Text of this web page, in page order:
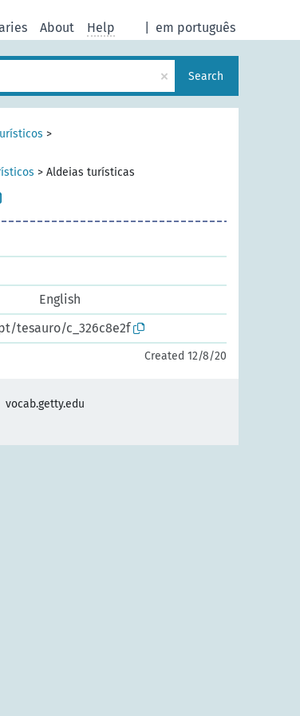
em português
About Help
× Search
>
> Aldeias turísticas
English
tesauro/c_326c8e2f
Created 12/8/20
vocab.getty.edu